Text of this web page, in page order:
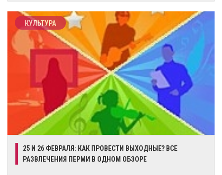
КУЛЬТУРА
25 И 26 ФЕВРАЛЯ: КАК ПРОВЕСТИ ВЫХОДНЫЕ? ВСЕ
РАЗВЛЕЧЕНИЯ ПЕРМИ В ОДНОМ ОБЗОРЕ